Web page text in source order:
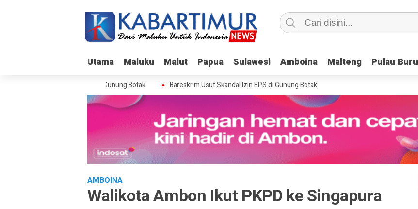
Utama Maluku Malut Papua Sulawesi Amboina Malteng Pulau Buru
Utama Maluku Malut Papua Sulawesi Amboina Malteng Pulau Buru
Usut Skandal Izin BPS di Gunung Botak Bareskrim Usut Skandal Izin BPS di Gunung Botak
AMBOINA
Walikota Ambon Ikut PKPD ke Singapura